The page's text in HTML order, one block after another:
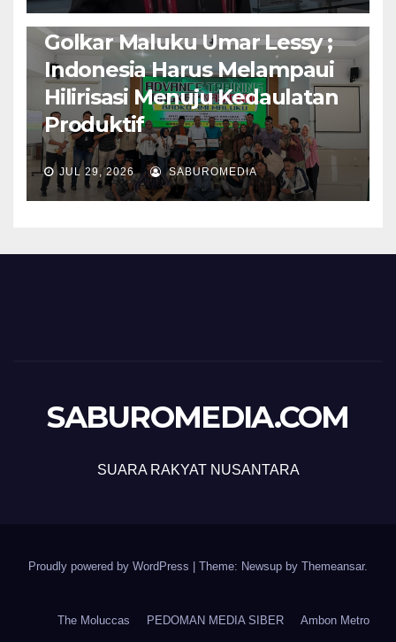
Isi Materi LK-III HMI, Ketua
Golkar Maluku Umar Lessy ;
Indonesia Harus Melampaui
Hilirisasi Menuju Kedaulatan
Produktif
JUL 29, 2026 SABUROMEDIA
SABUROMEDIA.COM
SUARA RAKYAT NUSANTARA
Proudly powered by WordPress | Theme: Newsup by Themeansar.
The Moluccas PEDOMAN MEDIA SIBER Ambon Metro